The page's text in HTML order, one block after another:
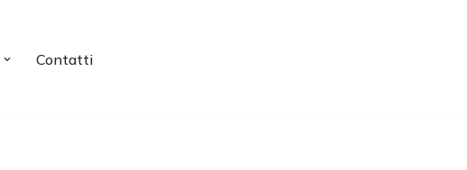
Contatti